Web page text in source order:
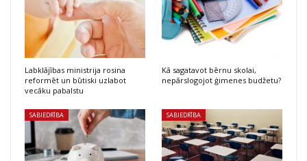
Labklājības ministrija rosina
reformēt un būtiski uzlabot
vecāku pabalstu
Kā sagatavot bērnu skolai,
nepārslogojot ģimenes budžetu?
SABIEDRĪBA SABIEDRĪBA